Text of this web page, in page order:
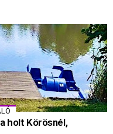
holt Körösnél,